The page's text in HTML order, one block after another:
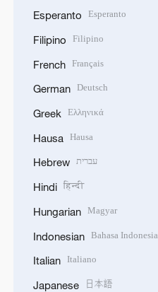
Esperanto Esperanto
Filipino Filipino
French Français
German Deutsch
Greek Ελληνικά
Hausa Hausa
Hebrew עברית
Hindi हिन्दी
Hungarian Magyar
Indonesian Bahasa Indonesia
Italian Italiano
Japanese 日本語